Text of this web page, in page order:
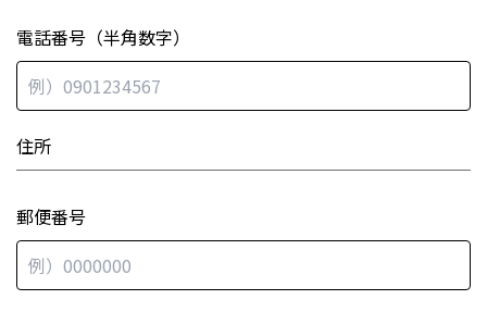
電話番号（半角数字）
住所
郵便番号